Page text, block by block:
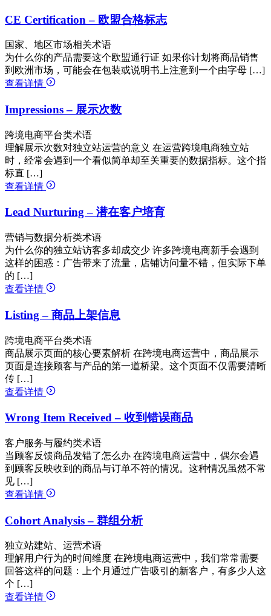
CE Certification – 欧盟合格标志
国家、地区市场相关术语
为什么你的产品需要这个欧盟通行证 如果你计划将商品销售
到欧洲市场，可能会在包装或说明书上注意到一个由字母 […]
查看详情
Impressions – 展示次数
跨境电商平台类术语
理解展示次数对独立站运营的意义 在运营跨境电商独立站
时，经常会遇到一个看似简单却至关重要的数据指标。这个指
标直 […]
查看详情
Lead Nurturing – 潜在客户培育
营销与数据分析类术语
为什么你的独立站访客多却成交少 许多跨境电商新手会遇到
这样的困惑：广告带来了流量，店铺访问量不错，但实际下单
的 […]
查看详情
Listing – 商品上架信息
跨境电商平台类术语
商品展示页面的核心要素解析 在跨境电商运营中，商品展示
页面是连接顾客与产品的第一道桥梁。这个页面不仅需要清晰
传 […]
查看详情
Wrong Item Received – 收到错误商品
客户服务与履约类术语
当顾客反馈商品发错了怎么办 在跨境电商运营中，偶尔会遇
到顾客反映收到的商品与订单不符的情况。这种情况虽然不常
见 […]
查看详情
Cohort Analysis – 群组分析
独立站建站、运营术语
理解用户行为的时间维度 在跨境电商运营中，我们常常需要
回答这样的问题：上个月通过广告吸引的新客户，有多少人这
个 […]
查看详情